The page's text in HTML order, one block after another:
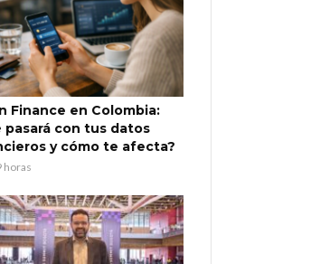
Finance en Colombia:
pasará con tus datos
y cómo te afecta?
horas